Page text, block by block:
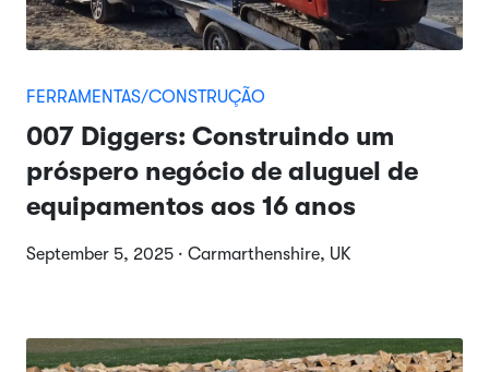
FERRAMENTAS/CONSTRUÇÃO
007 Diggers: Construindo um
próspero negócio de aluguel de
equipamentos aos 16 anos
September 5, 2025 · Carmarthenshire, UK